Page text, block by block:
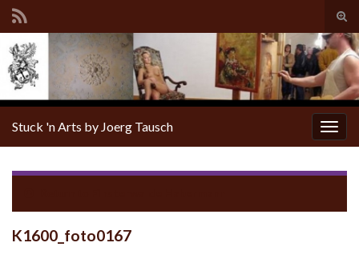
Stuck 'n Arts by Joerg Tausch
K1600_foto0167